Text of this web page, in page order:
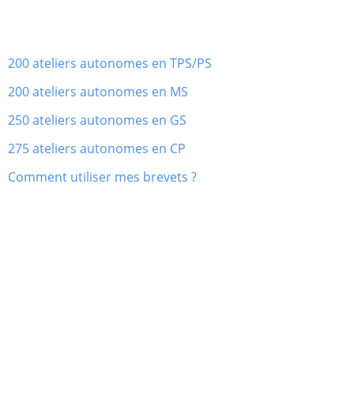
200 ateliers autonomes en TPS/PS
200 ateliers autonomes en MS
250 ateliers autonomes en GS
275 ateliers autonomes en CP
Comment utiliser mes brevets ?